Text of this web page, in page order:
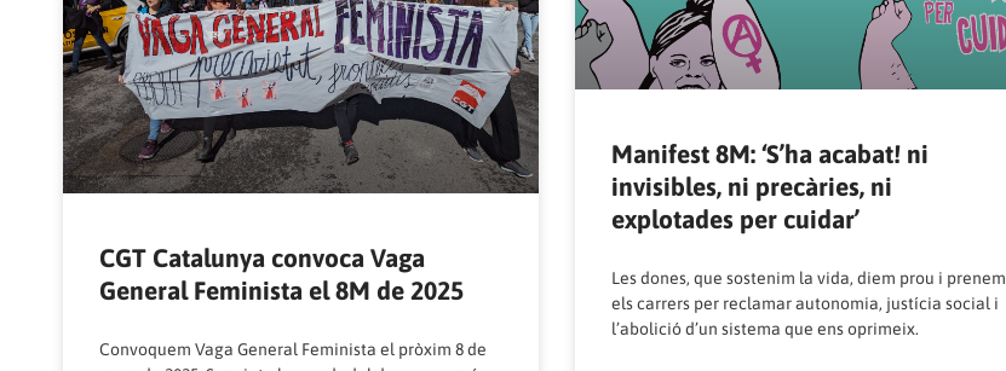
CGT Catalunya convoca Vaga
General Feminista el 8M de 2025
Convoquem Vaga General Feminista el pròxim 8 de
Manifest 8M: ‘S’ha acabat! ni
invisibles, ni precàries, ni
explotades per cuidar’
Les dones, que sostenim la vida, diem prou i prenem
els carrers per reclamar autonomia, justícia social i
l’abolició d’un sistema que ens oprimeix.